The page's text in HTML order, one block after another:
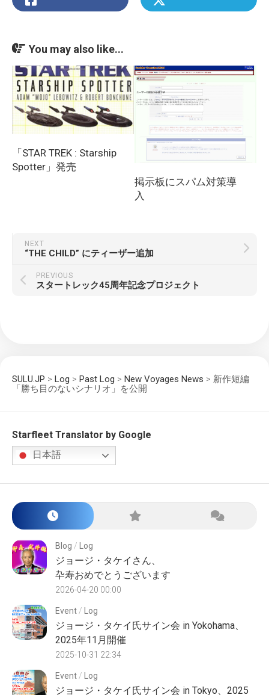
You may also like...
「STAR TREK : Starship
Spotter」発売
掲示板にスパム対策導
入
NEXT
“THE CHILD” にティーザー追加
PREVIOUS
スタートレック45周年記念プロジェクト
SULU.JP > Log > Past Log > New Voyages News > 新作短編
「勝ち目のないシナリオ」を公開
Starfleet Translator by Google
日本語
Blog / Log
ジョージ・タケイさん、
卆寿おめでとうございます
2026-04-20 00:00
Event/ Log
ジョージ・タケイ氏サイン会 in Yokohama、
2025年11月開催
2025-10-31 22:34
Event/ Log
ジョージ・タケイ氏サイン会 in Tokyo、2025